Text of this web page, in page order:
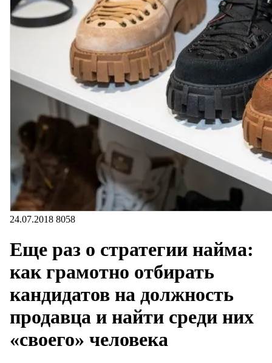
24.07.2018 8058
Еще раз о стратегии найма:
как грамотно отбирать
кандидатов на должность
продавца и найти среди них
«своего» человека